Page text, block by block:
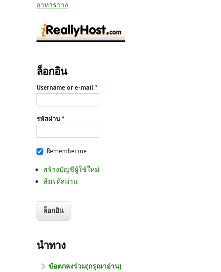
อาหารว่าง
ล็อกอิน
Username or e-mail *
รหัสผ่าน *
Remember me
สร้างบัญชีผู้ใช้ใหม่
ลืมรหัสผ่าน
นำทาง
ข้อตกลงร่วม(กรุณาอ่าน)